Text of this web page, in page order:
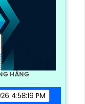
HÀNG
4:58:19 PM